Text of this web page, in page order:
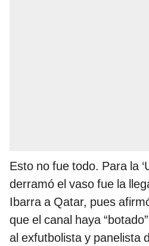
Esto no fue todo. Para la
derramó el vaso fue la
Ibarra a Qatar, pues
que el canal haya
al exfutbolista y panelista